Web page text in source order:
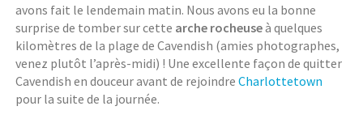
avons fait le lendemain matin. Nous avons eu la bonne
surprise de tomber sur cette arche rocheuseà quelques
kilomètres de la plage de Cavendish (amies photographes,
venez plutôt l’après-midi) ! Une excellente façon de quitter
Cavendish en douceur avant de rejoindreCharlottetown
pour la suite de la journée.